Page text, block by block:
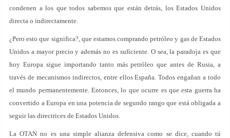
condenen a los que todos sabemos que están detrás, los Estados Unidos
directa o indirectamente.
¿Pero esto que significa?, que estamos comprando petróleo y gas de Estados
Unidos a mayor precio y además no es suficiente. O sea, la paradoja es que
hoy Europa sigue importando tanto más petróleo que antes de Rusia, a
través de mecanismos indirectos, entre ellos España. Todos engañan a todo
el mundo permanentemente. Entonces, lo que ocurre es que esta guerra ha
convertido a Europa en una potencia de segundo rango que está obligada a
seguir las directrices de Estados Unidos.
La OTAN no es una simple alianza defensiva como se dice, cuando tú